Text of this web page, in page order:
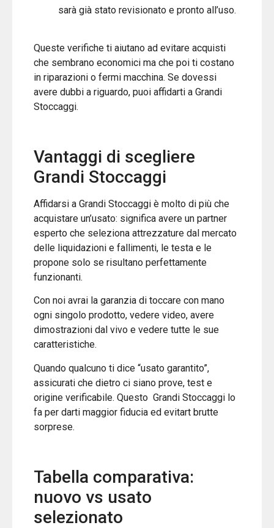
sarà già stato revisionato e pronto all’uso.
Queste verifiche ti aiutano ad evitare acquisti
che sembrano economici ma che poi ti costano
in riparazioni o fermi macchina. Se dovessi
avere dubbi a riguardo, puoi affidarti a Grandi
Stoccaggi.
Vantaggi di scegliere
Grandi Stoccaggi
Affidarsi a Grandi Stoccaggi è molto di più che
acquistare un’usato: significa avere un partner
esperto che seleziona attrezzature dal mercato
delle liquidazioni e fallimenti, le testa e le
propone solo se risultano perfettamente
funzionanti.
Con noi avrai la garanzia di toccare con mano
ogni singolo prodotto, vedere video, avere
dimostrazioni dal vivo e vedere tutte le sue
caratteristiche.
Quando qualcuno ti dice “usato garantito”,
assicurati che dietro ci siano prove, test e
origine verificabile. Questo Grandi Stoccaggi lo
fa per darti maggior fiducia ed evitart brutte
sorprese.
Tabella comparativa:
nuovo vs usato
selezionato